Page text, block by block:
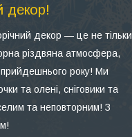
декор!
декор — це не тільки
різдвяна атмосфера,
року! Ми
та олені, сніговики та
та неповторним! З